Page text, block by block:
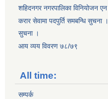
शहिदनगर नगरपालिका विनियोजन एन
करार सेवामा पदपुर्ति समबन्धि सुचना ।
सुचना ।
आय व्यय विवरण ७८/७९
All time:
सम्पर्क